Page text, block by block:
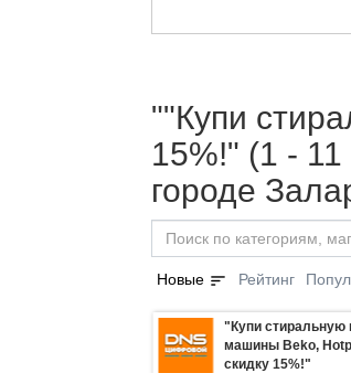
""Купи
15%!" (1 -
городе
Новые sort Рейтинг
"Купи
машины Beko,
скидку 15%!"